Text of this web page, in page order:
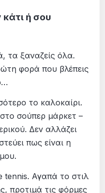
ή σου
τα ξαναζείς όλα.
φορά που βλέπεις
το καλοκαίρι.
σούπερ μάρκετ –
Δεν αλλάζει
πως είναι η
tennis. Αγαπά το στιλ
προτιμά τις φόρμες